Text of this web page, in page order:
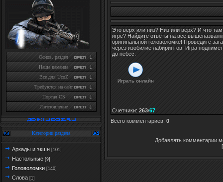
Основ. раздел
Наша каманда
Все для UcoZ
Требуются на сайт
Портал CS
Изготовление
Категории раздела
Аркады и экшн [101]
Настольные [9]
Головоломки [140]
Слова [1]
Это верх или низ? Низ или верх? И что
игре? Найдите ответы на все
оригинальной головоломке! Проведите
через изобилие лабиринтов. Игра
до небес.
Играть онлайн
Счетчики: 263/67
Всего комментариев: 0
Добавлять комментарии